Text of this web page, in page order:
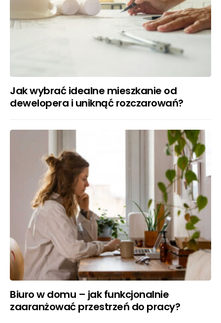
Jak wybrać idealne mieszkanie od
dewelopera i uniknąć rozczarowań?
Biuro w domu – jak funkcjonalnie
zaaranżować przestrzeń do pracy?